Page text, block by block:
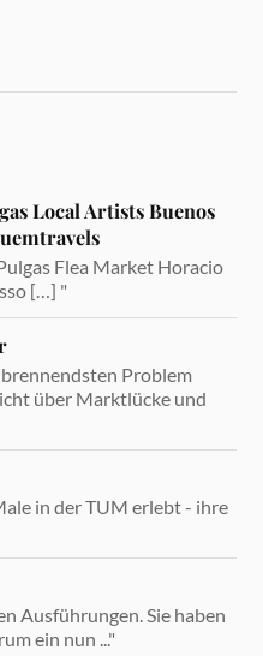
Local Artists Buenos
Flea Market Horacio
[…] "
Problem
über Marktlücke und
in der TUM erlebt - ihre
Ausführungen. Sie haben
ein nun ..."